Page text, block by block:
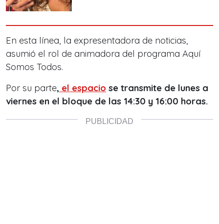
En esta línea, la expresentadora de noticias,
asumió el rol de animadora del programa Aquí
Somos Todos.
Por su parte, el espacio se transmite de lunes a
viernes en el bloque de las 14:30 y 16:00 horas.